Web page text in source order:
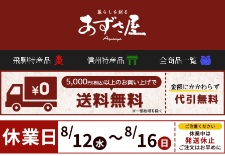
飛騨特産品 信州特産品 全商品一覧